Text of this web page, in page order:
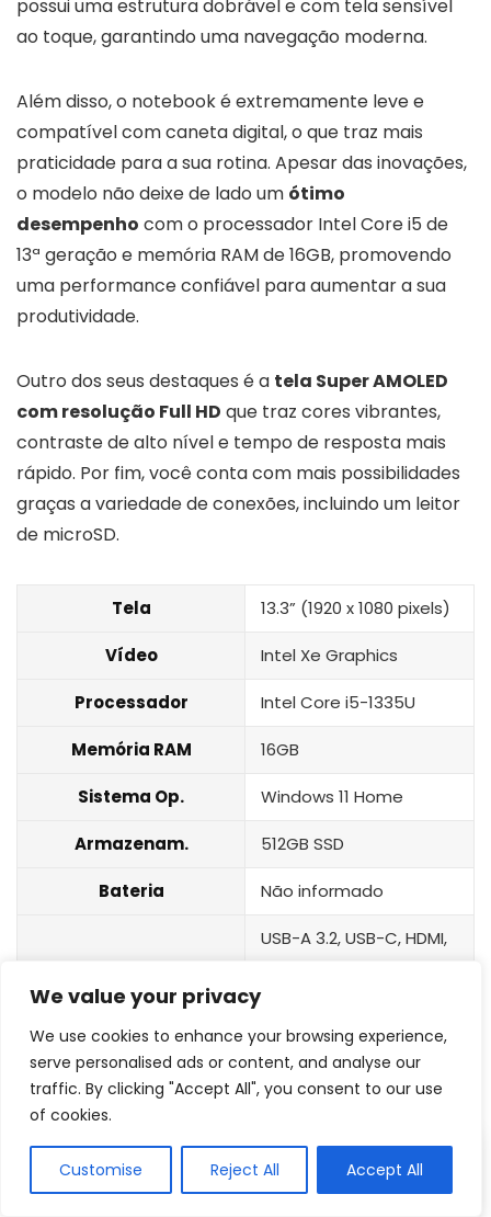
We value your privacy
We use cookies to enhance your browsing experience,
serve personalised ads or content, and analyse our
traffic. By clicking "Accept All", you consent to our use
of cookies.
Customise Reject All Accept All
possui uma estrutura dobrável e com tela sensível
ao toque, garantindo uma navegação moderna.
Além disso, o notebook é extremamente leve e
compatível com caneta digital, o que traz mais
praticidade para a sua rotina. Apesar das inovações,
o modelo não deixe de lado um ótimo
desempenho com o processador Intel Core i5 de
13ª geração e memória RAM de 16GB, promovendo
uma performance confiável para aumentar a sua
produtividade.
Outro dos seus destaques é a tela Super AMOLED
com resolução Full HD que traz cores vibrantes,
contraste de alto nível e tempo de resposta mais
rápido. Por fim, você conta com mais possibilidades
graças a variedade de conexões, incluindo um leitor
de microSD.
Tela 13.3” (1920 x 1080 pixels)
Vídeo Intel Xe Graphics
Processador Intel Core i5-1335U
Memória RAM 16GB
Sistema Op. Windows 11 Home
Armazenam. 512GB SSD
Bateria Não informado
USB-A 3.2, USB-C, HDMI,
áudio
5 Apple MacBook Air M2